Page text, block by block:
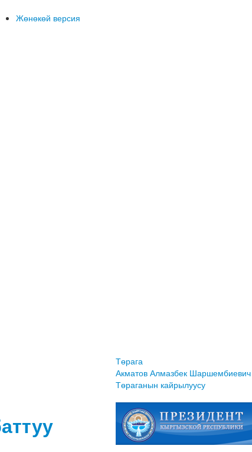
Жөнөкөй версия
Төрага
Акматов Алмазбек Шаршембиевич
Төраганын кайрылуусу